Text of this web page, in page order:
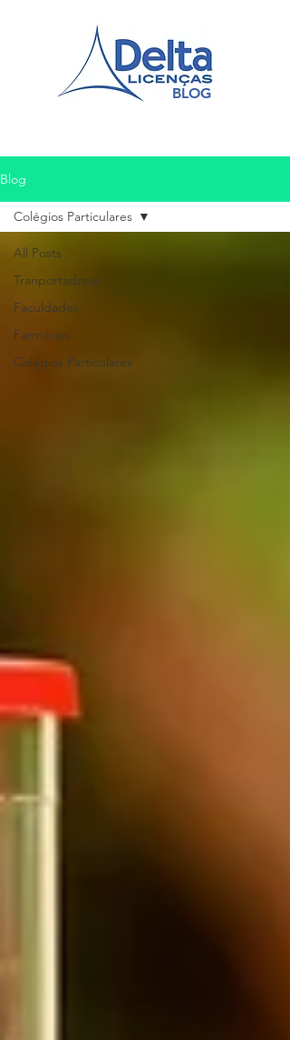
BLOG
Blog
All Posts
Tranportadoras
Faculdades
Farmácias
Colégios Particulares
Colégios Particulares